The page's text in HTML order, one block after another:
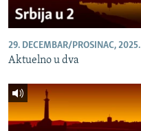
29. DECEMBAR/PROSINAC, 2025.
Aktuelno u dva